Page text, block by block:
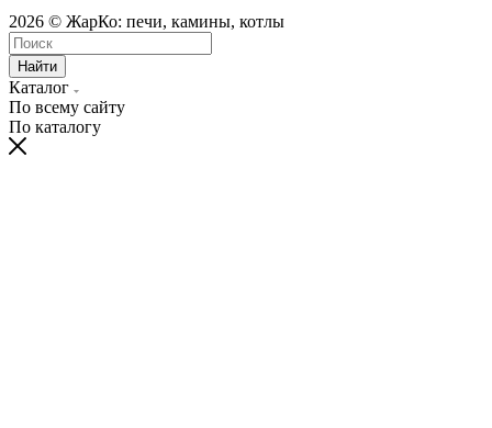
2026 © ЖарКо: печи, камины, котлы
Найти
Каталог
По всему сайту
По каталогу